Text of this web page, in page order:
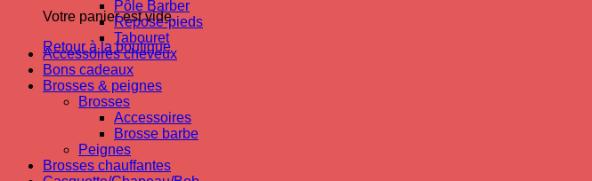
Votre panier est vide.
Retour à la boutique
Pôle Barber
Repose-pieds
Tabouret
Accessoires cheveux
Bons cadeaux
Brosses & peignes
Brosses
Accessoires
Brosse barbe
Peignes
Brosses chauffantes